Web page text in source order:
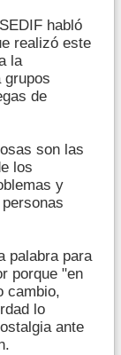
habló
realizó este
la
grupos
de
son las
los
y
palabra para
porque "en
cambio,
lo
ante